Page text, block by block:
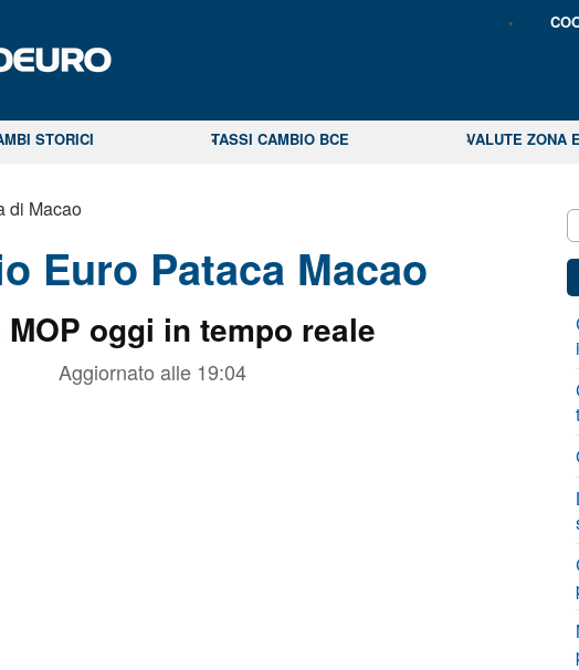
STORICI TASSI CAMBIO BCE VALUTE ZONA
di Macao
Euro Pataca Macao
MOP oggi in tempo reale
Aggiornato alle 19:04